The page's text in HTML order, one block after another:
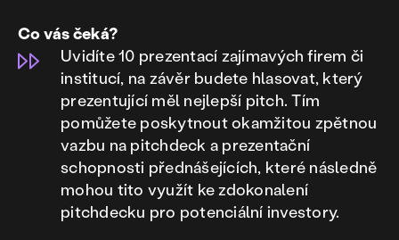
Co vás čeká?
Uvidíte 10 prezentací zajímavých firem či
institucí, na závěr budete hlasovat, který
prezentující měl nejlepší pitch. Tím
pomůžete poskytnout okamžitou zpětnou
vazbu na pitchdeck a prezentační
schopnosti přednášejících, které následně
mohou tito využít ke zdokonalení
pitchdecku pro potenciální investory.